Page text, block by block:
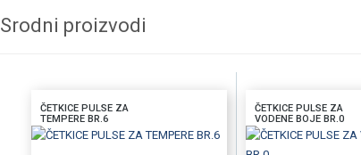
Srodni proizvodi
ČETKICE PULSE ZA
TEMPERE BR.6
ČETKICE PULSE ZA
VODENE BOJE BR.0